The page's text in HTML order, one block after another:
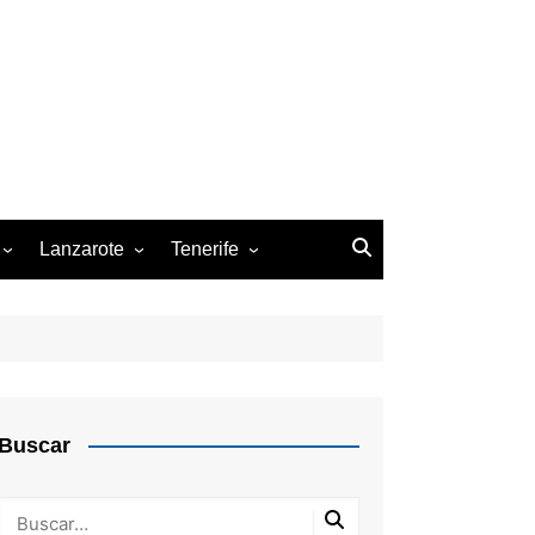
Lanzarote Tenerife
Buscar